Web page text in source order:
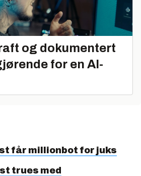
og dokumentert
for en AI-
får millionbot for juks
trues med